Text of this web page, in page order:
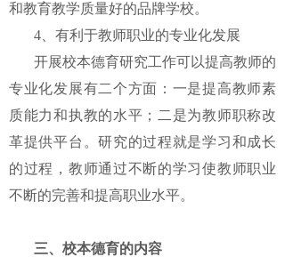
和教育教学质量好的品牌学校。
4、有利于教师职业的专业化发展
开展校本德育研究工作可以提高教师的
专业化发展有二个方面：一是提高教师素
质能力和执教的水平；二是为教师职称改
革提供平台。研究的过程就是学习和成长
的过程，教师通过不断的学习使教师职业
不断的完善和提高职业水平。
三、校本德育的内容